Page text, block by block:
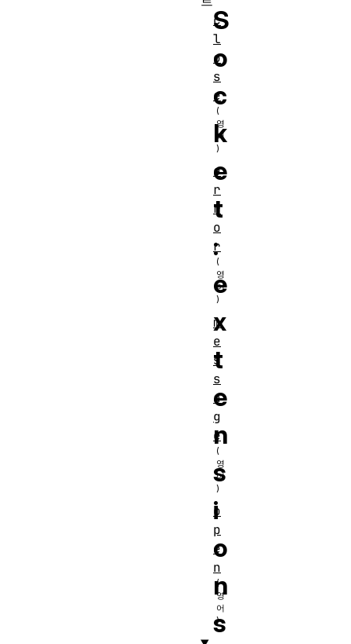
S
o
c
k
e
t
:
e
x
t
e
n
s
i
o
n
s
c
l
o
s
e
e
r
r
o
r
m
e
s
s
a
g
e
o
p
e
n